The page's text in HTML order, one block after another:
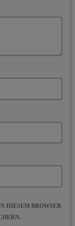
DIESEM BROWSER